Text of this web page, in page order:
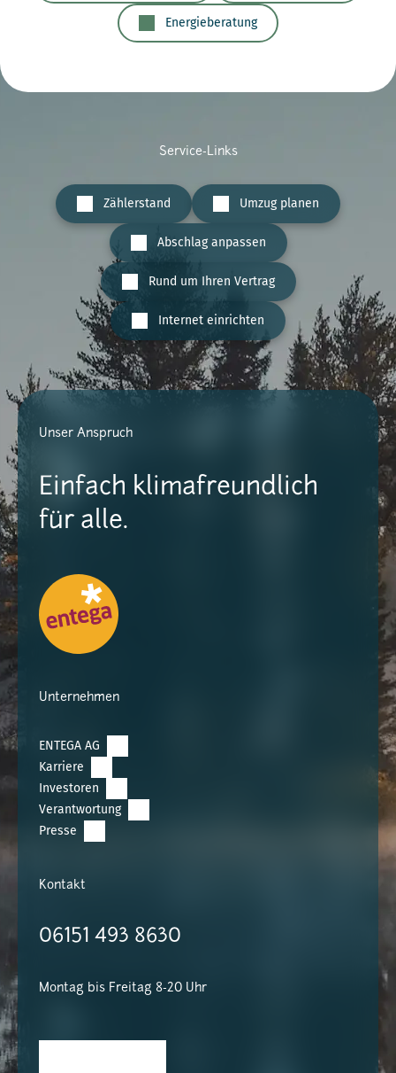
Energieberatung
Service-Links
Zählerstand Umzug planen
Abschlag anpassen
Rund um Ihren Vertrag
Internet einrichten
Unser Anspruch
Einfach klimafreundlich
für alle.
Unternehmen
ENTEGA AG
Karriere
Investoren
Verantwortung
Presse
Kontakt
06151 493 8630
Montag bis Freitag 8-20 Uhr